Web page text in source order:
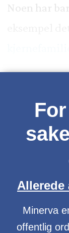
Noen har
Minerva
offentlig